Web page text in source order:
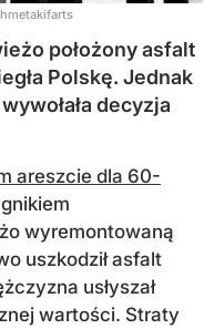
położony asfalt
Polskę. Jednak
decyzja
areszcie dla 60-
wyremontowaną
uszkodził asfalt
usłyszał
wartości. Straty